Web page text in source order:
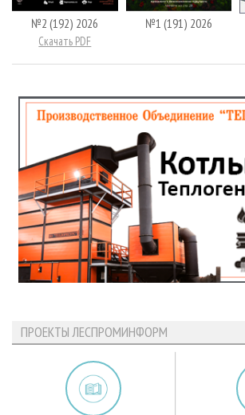
№2 (192) 2026
Скачать PDF
№1 (191) 2026
ПРОЕКТЫ ЛЕСПРОМИНФОРМ